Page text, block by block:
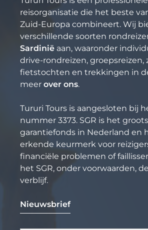
reisorganisatie die het beste
Zuid-Europa combineert. Wij
verschillende soorten
Sardinië aan, waaronder
drive-rondreizen, groepsreizen,
fietstochten en trekkingen in
meer over ons.
Tururi Tours is aangesloten bij
nummer 3373. SGR is het
garantiefonds in Nederland en
erkende keurmerk voor
financiële problemen of
het SGR, onder voorwaarden,
verblijf.
Nieuwsbrief